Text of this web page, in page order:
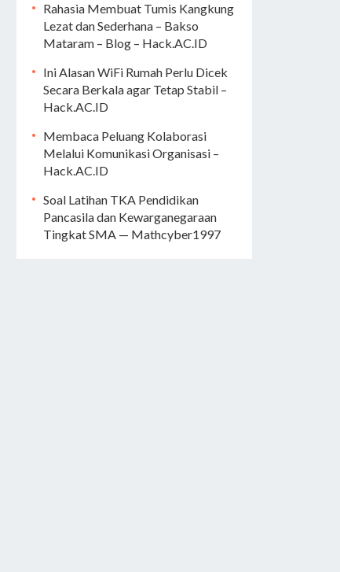
Rahasia Membuat Tumis Kangkung
Lezat dan Sederhana – Bakso
Mataram – Blog – Hack.AC.ID
Ini Alasan WiFi Rumah Perlu Dicek
Secara Berkala agar Tetap Stabil –
Hack.AC.ID
Membaca Peluang Kolaborasi
Melalui Komunikasi Organisasi –
Hack.AC.ID
Soal Latihan TKA Pendidikan
Pancasila dan Kewarganegaraan
Tingkat SMA — Mathcyber1997